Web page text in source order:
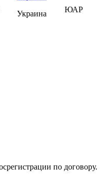
Украина ЮАР
по договору.